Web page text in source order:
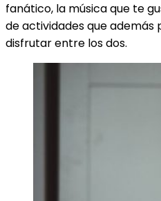
fanático, la música que te
de actividades que
disfrutar entre los dos.